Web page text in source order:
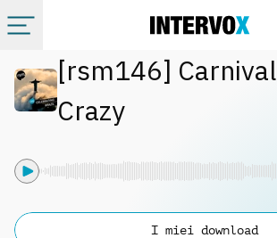
Categorie
[rsm146] Carnival
Crazy
I miei download